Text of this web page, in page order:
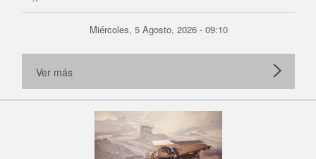
Miércoles, 5 Agosto, 2026 - 09:10
Ver más